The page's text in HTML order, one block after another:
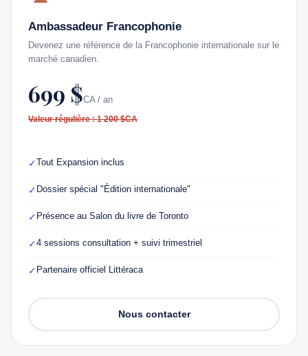
Ambassadeur Francophonie
Devenez une référence de la Francophonie internationale sur le
marché canadien.
699 $CA / an
Valeur régulière : 1 200 $CA
✓Tout Expansion inclus
✓ Dossier spécial "Édition internationale"
✓ Présence au Salon du livre de Toronto
✓4 sessions consultation + suivi trimestriel
✓ Partenaire officiel Littéraca
Nous contacter